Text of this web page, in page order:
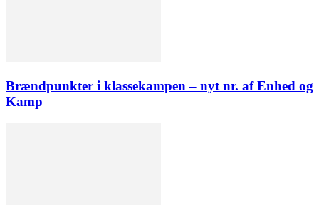
Brændpunkter i klassekampen – nyt nr. af Enhed og
Kamp